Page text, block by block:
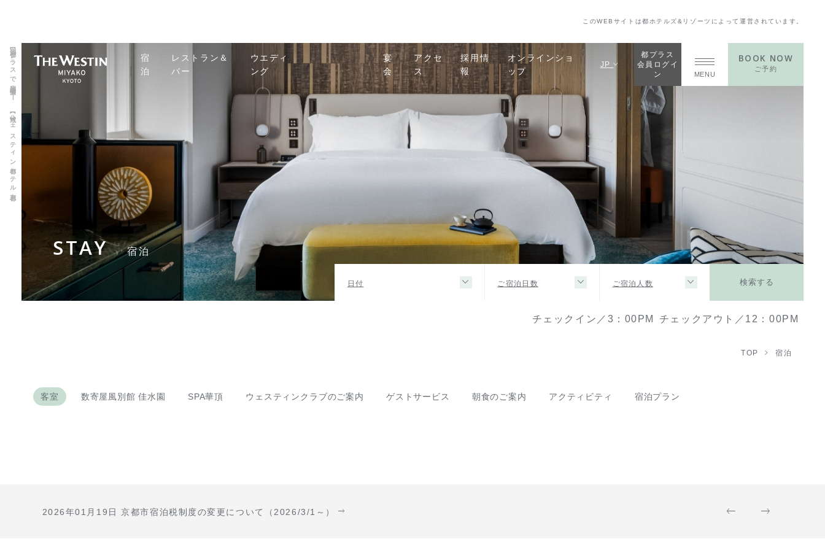
宿泊【都プラスで宿泊最安値】 | 【公式】ウェスティン都ホテル京都
宿
泊
レストラン＆
バー
ウエディ
ング
宴
会
アクセ
ス
採用情
報
オンラインショ
ップ
JP
都プラス
会員ログイ
ン
MENU
BOOK NOW
ご予約
STAY 宿泊
日付 ご宿泊日数 ご宿泊人数 検索する
チェックイン／3：00PM チェックアウト／12：00PM
このWEBサイトは都ホテルズ&リゾーツによって運営されています。
TOP 宿泊
客室 数寄屋風別館 佳水園 SPA華頂 ウェスティンクラブのご案内 ゲストサービス 朝食のご案内 アクティビティ 宿泊プラン
2026年01月19日 京都市宿泊税制度の変更について（2026/3/1～）